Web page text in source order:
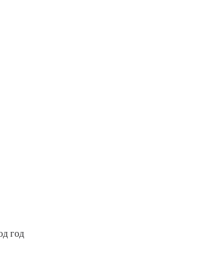
год